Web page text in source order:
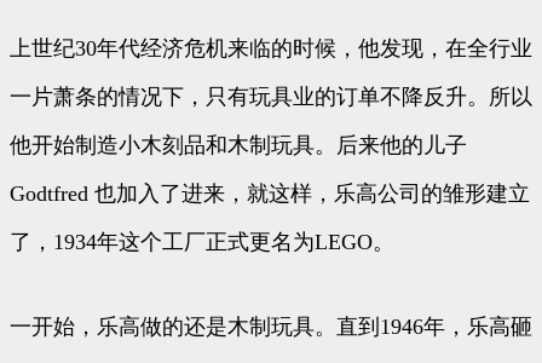
上世纪30年代经济危机来临的时候，他发现，在全行业
一片萧条的情况下，只有玩具业的订单不降反升。所以
他开始制造小木刻品和木制玩具。后来他的儿子
Godtfred 也加入了进来，就这样，乐高公司的雏形建立
了，1934年这个工厂正式更名为LEGO。
一开始，乐高做的还是木制玩具。直到1946年，乐高砸